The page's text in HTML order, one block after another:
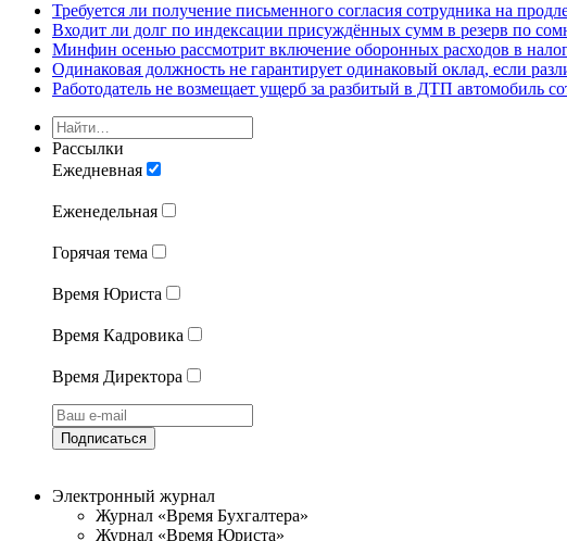
Требуется ли получение письменного согласия сотрудника на
Входит ли долг по индексации присуждённых сумм в резерв по
Минфин осенью рассмотрит включение оборонных расходов в
Одинаковая должность не гарантирует одинаковый оклад, если
Работодатель не возмещает ущерб за разбитый в ДТП автомобиль
Рассылки
Ежедневная
Еженедельная
Горячая тема
Время Юриста
Время Кадровика
Время Директора
Подписаться
Электронный журнал
Журнал «Время Бухгалтера»
Журнал «Время Юриста»